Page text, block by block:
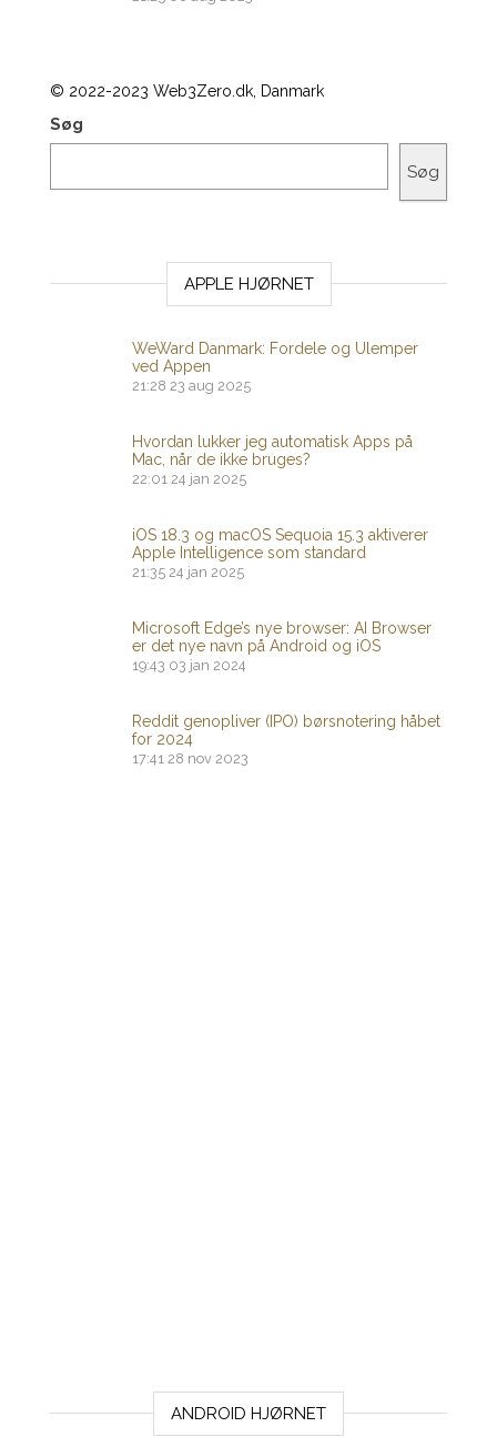
© 2022-2023 Web3Zero.dk, Danmark
Søg
Søg
APPLE HJØRNET
WeWard Danmark: Fordele og Ulemper
ved Appen
21:28 23 aug 2025
Hvordan lukker jeg automatisk Apps på
Mac, når de ikke bruges?
22:01 24 jan 2025
iOS 18.3 og macOS Sequoia 15.3 aktiverer
Apple Intelligence som standard
21:35 24 jan 2025
Microsoft Edge’s nye browser: AI Browser
er det nye navn på Android og iOS
19:43 03 jan 2024
Reddit genopliver (IPO) børsnotering håbet
for 2024
17:41 28 nov 2023
ANDROID HJØRNET